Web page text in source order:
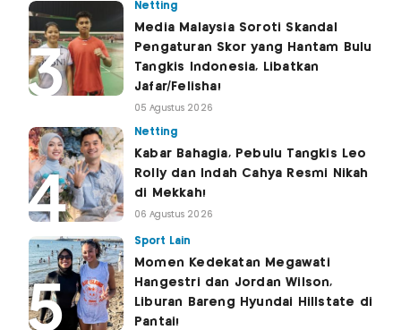
Netting
Media Malaysia Soroti Skandal
Pengaturan Skor yang Hantam Bulu
Tangkis Indonesia, Libatkan
Jafar/Felisha!
05 Agustus 2026
Netting
Kabar Bahagia, Pebulu Tangkis Leo
Rolly dan Indah Cahya Resmi Nikah
di Mekkah!
06 Agustus 2026
Sport Lain
Momen Kedekatan Megawati
Hangestri dan Jordan Wilson,
Liburan Bareng Hyundai Hillstate di
Pantai!